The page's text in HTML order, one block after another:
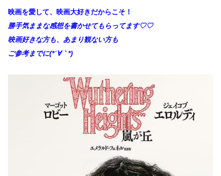
映画を愛して、映画大好きだからこそ！
勝手気ままな感想を書かせてもらってます♡♡
映画好きな方も、あまり観ない方も
ご参考までに(*´∀｀*)